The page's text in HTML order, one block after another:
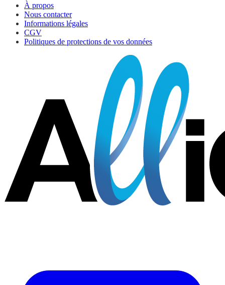
À propos
Nous contacter
Informations légales
CGV
Politiques de protections de vos données